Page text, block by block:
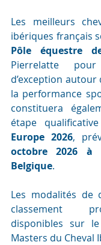
Les meilleurs
Pôle équestre
Pierrelatte
d’exception
la performance
constituera
étape
Europe 2026,
octobre 2026 à
Belgique.
Les modalités de
classement
disponibles sur
Masters du Cheval